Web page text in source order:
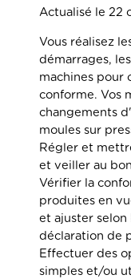
Actualisé le 22
Vous réalisez
démarrages,
machines pour
conforme. Vos
changements
moules sur
Régler et
et veiller au
Vérifier la
produites en
et ajuster selon
déclaration de
Effectuer des
simples et/ou